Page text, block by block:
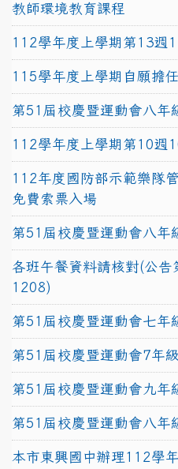
教師環境教育課程
112學年度上學期第13週
115學年度上學期自願擔
第51屆校慶暨運動會八年
112學年度上學期第10週
112年度國防部示範樂隊
免費索票入場
第51屆校慶暨運動會八年
各班午餐資料請核對(公
1208)
第51屆校慶暨運動會七年
第51屆校慶暨運動會7年
第51屆校慶暨運動會九年
第51屆校慶暨運動會八年
本市東興國中辦理112學